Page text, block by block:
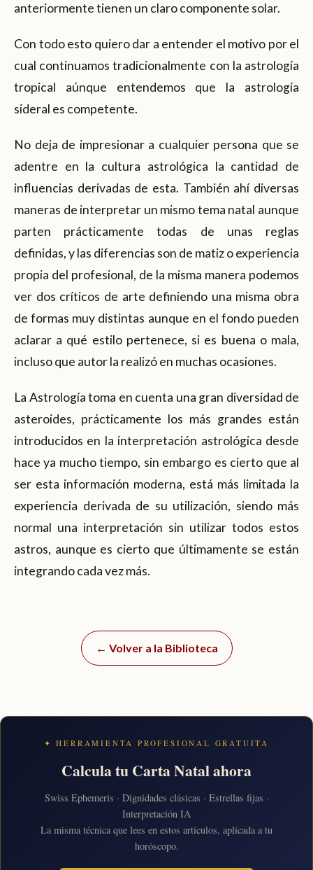
anteriormente tienen un claro componente solar.
Con todo esto quiero dar a entender el motivo por el
cual continuamos tradicionalmente con la astrología
tropical aúnque entendemos que la astrología
sideral es competente.
No deja de impresionar a cualquier persona que se
adentre en la cultura astrológica la cantidad de
influencias derivadas de esta. También ahí diversas
maneras de interpretar un mismo tema natal aunque
parten prácticamente todas de unas reglas
definidas, y las diferencias son de matiz o experiencia
propia del profesional, de la misma manera podemos
ver dos críticos de arte definiendo una misma obra
de formas muy distintas aunque en el fondo pueden
aclarar a qué estilo pertenece, si es buena o mala,
incluso que autor la realizó en muchas ocasiones.
La Astrología toma en cuenta una gran diversidad de
asteroides, prácticamente los más grandes están
introducidos en la interpretación astrológica desde
hace ya mucho tiempo, sin embargo es cierto que al
ser esta información moderna, está más limitada la
experiencia derivada de su utilización, siendo más
normal una interpretación sin utilizar todos estos
astros, aunque es cierto que últimamente se están
integrando cada vez más.
← Volver a la Biblioteca
✦ HERRAMIENTA PROFESIONAL GRATUITA
Calcula tu Carta Natal ahora
Swiss Ephemeris · Dignidades clásicas · Estrellas fijas ·
Interpretación IA
La misma técnica que lees en estos artículos, aplicada a tu
horóscopo.